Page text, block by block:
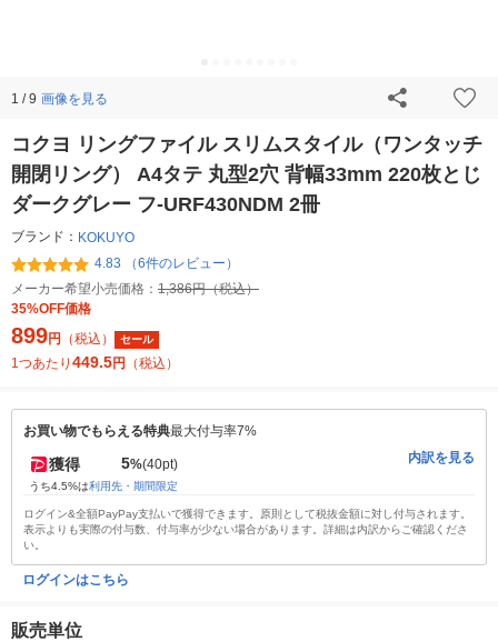
1 / 9 画像を見る
コクヨ リングファイル スリムスタイル（ワンタッチ
開閉リング） A4タテ 丸型2穴 背幅33mm 220枚とじ
ダークグレー フ-URF430NDM 2冊
ブランド： KOKUYO
4.83 （6件のレビュー）
メーカー希望小売価格： 1,386円（税込）
35%OFF価格
899円 （税込） セール
1つあたり 449.5円 （税込）
お買い物でもらえる特典最大付与率7%
獲得 5%(40pt)
うち4.5%は利用先・期間限定
内訳を見る
ログイン&全額PayPay支払いで獲得できます。原則として税抜金額に対し付与されます。
表示よりも実際の付与数、付与率が少ない場合があります。詳細は内訳からご確認くださ
い。
ログインはこちら
販売単位